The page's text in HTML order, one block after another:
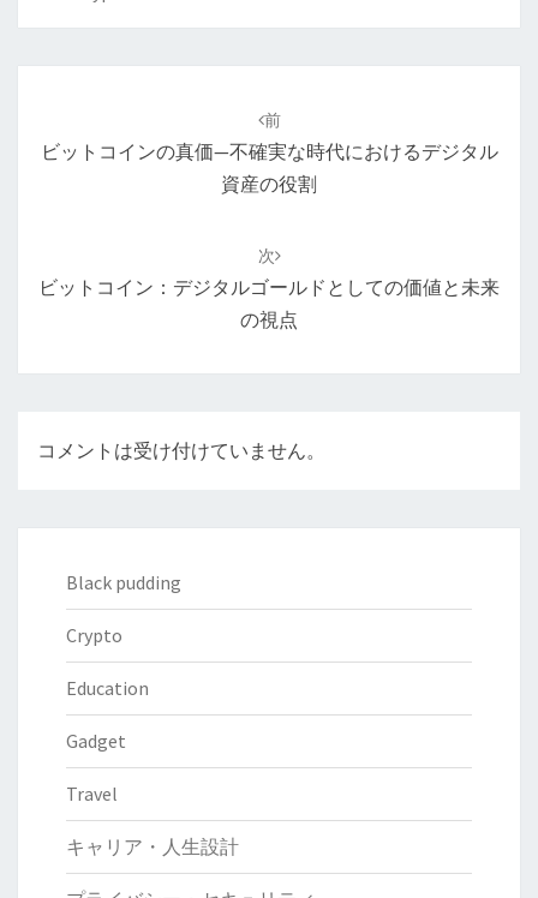
ョ
前
ビットコインの真価—不確実な時代におけるデジタル
資産の役割
次
ビットコイン：デジタルゴールドとしての価値と未来
の視点
コメントは受け付けていません。
Black pudding
Crypto
Education
Gadget
Travel
キャリア・人生設計